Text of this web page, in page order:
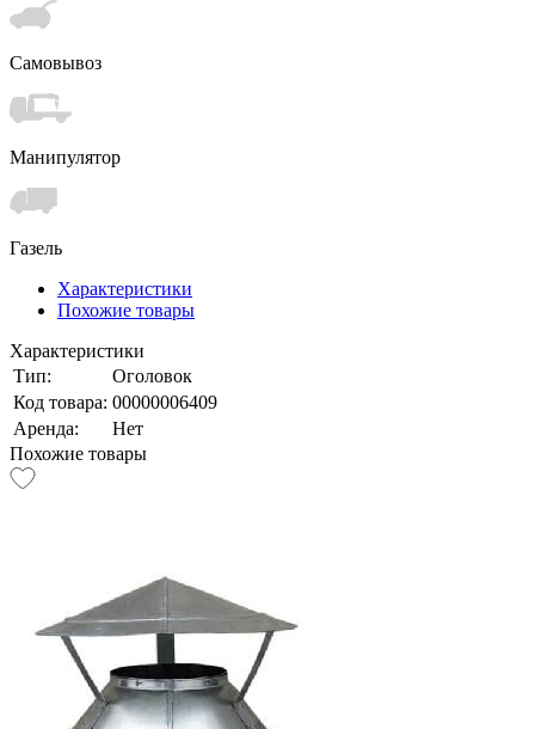
Самовывоз
Манипулятор
Газель
Характеристики
Похожие товары
Характеристики
Тип:
Оголовок
Код товара: 00000006409
Аренда:
Нет
Похожие товары